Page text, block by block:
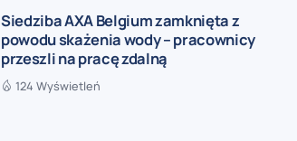
Siedziba AXA Belgium zamknięta z
powodu skażenia wody – pracownicy
przeszli na pracę zdalną
124 Wyświetleń